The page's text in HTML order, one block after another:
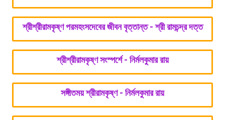
শ্রীশ্রীরামকৃষ্ণ পরমহংসদেবের জীবন বৃত্তান্ত - শ্রী রামচন্দ্র দত্ত
শ্রীশ্রীরামকৃষ্ণ সংস্পর্শে - নির্মলকুমার রায়
সঙ্গীতময় শ্রীরামকৃষ্ণ - নির্মলকুমার রায়